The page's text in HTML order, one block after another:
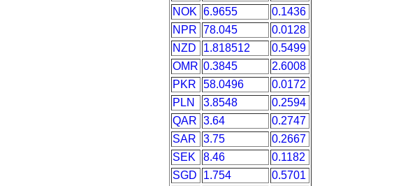
NOK 6.9655
0.1436
NPR 78.045
0.0128
NZD
1.818512
0.5499
OMR 0.3845
2.6008
PKR
58.0496
0.0172
PLN
3.8548
0.2594
QAR 3.64
0.2747
SAR
3.75
0.2667
SEK
8.46
0.1182
SGD
1.754
0.5701